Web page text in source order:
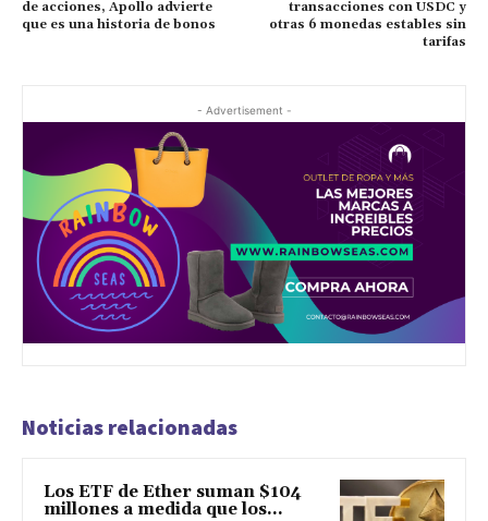
de acciones, Apollo advierte
que es una historia de bonos
transacciones con USDC y
otras 6 monedas estables sin
tarifas
- Advertisement -
Noticias relacionadas
Los ETF de Ether suman $104
millones a medida que los...